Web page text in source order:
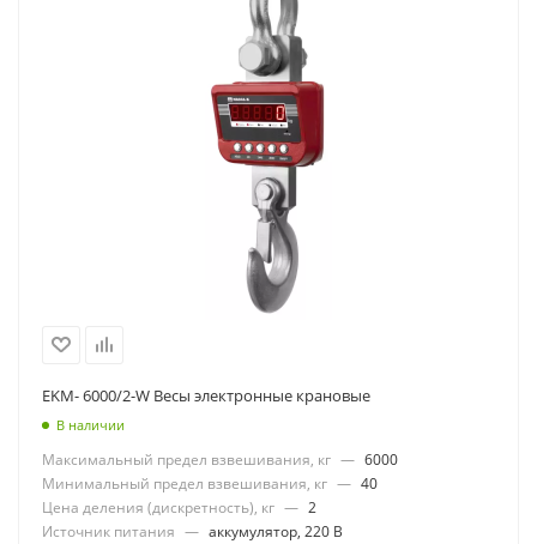
EKM- 6000/2-W Весы электронные крановые
В наличии
Максимальный предел взвешивания, кг — 6000
Минимальный предел взвешивания, кг — 40
Цена деления (дискретность), кг — 2
Источник питания — аккумулятор, 220 В